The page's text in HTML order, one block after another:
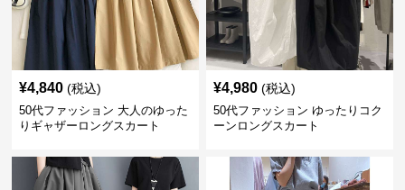
¥4,840 (税込)
50代ファッション 大人のゆった
りギャザーロングスカート
¥4,980 (税込)
50代ファッション ゆったりコク
ーンロングスカート